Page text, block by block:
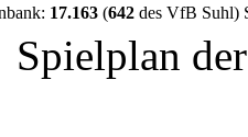
17.163(642des VfB Suhl)
Spielplan